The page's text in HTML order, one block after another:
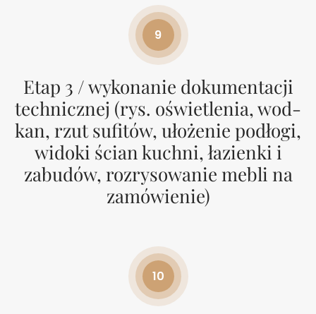
9
Etap 3 / wykonanie dokumentacji
technicznej (rys. oświetlenia, wod-
kan, rzut sufitów, ułożenie podłogi,
widoki ścian kuchni, łazienki i
zabudów, rozrysowanie mebli na
zamówienie)
10